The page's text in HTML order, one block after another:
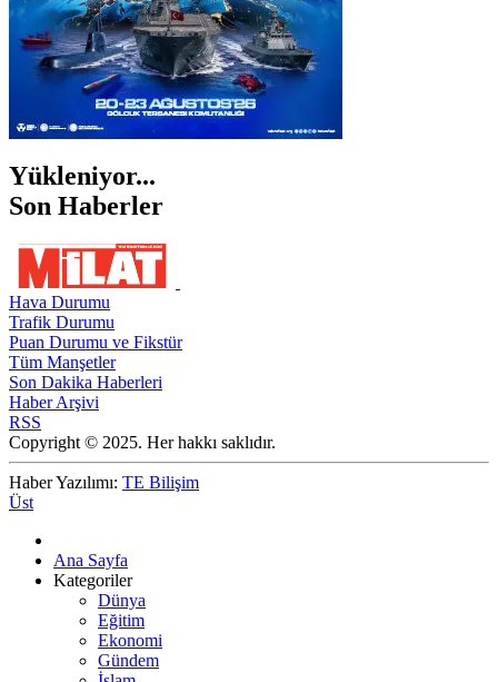
Yükleniyor...
Son Haberler
Hava Durumu
Trafik Durumu
Puan Durumu ve Fikstür
Tüm Manşetler
Son Dakika Haberleri
Haber Arşivi
RSS
Copyright © 2025. Her hakkı saklıdır.
Haber Yazılımı: TE Bilişim
Üst
Ana Sayfa
Kategoriler
Dünya
Eğitim
Ekonomi
Gündem